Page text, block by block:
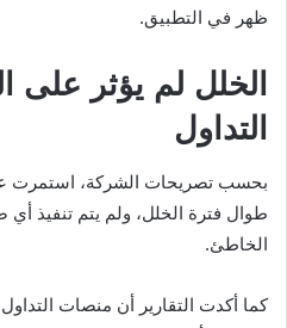
ظهر في التطبيق.
الخلل لم يؤثر على
التداول
بحسب تصريحات الشركة، استمرت
طوال فترة الخلل، ولم يتم تنفيذ
الخاطئ.
كما أكدت التقارير أن منصات